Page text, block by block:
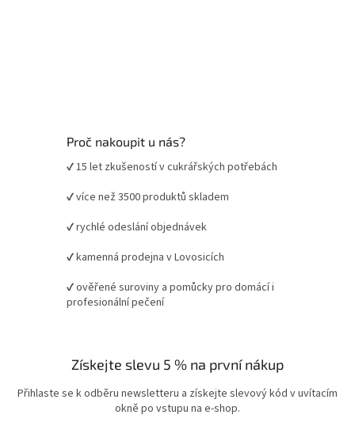
Proč nakoupit u nás?
✔ 15 let zkušeností v cukrářských potřebách
✔ více než 3500 produktů skladem
✔ rychlé odeslání objednávek
✔ kamenná prodejna v Lovosicích
✔ ověřené suroviny a pomůcky pro domácí i
profesionální pečení
Získejte slevu 5 % na první nákup
Přihlaste se k odběru newsletteru a získejte slevový kód v uvítacím
okně po vstupu na e-shop.